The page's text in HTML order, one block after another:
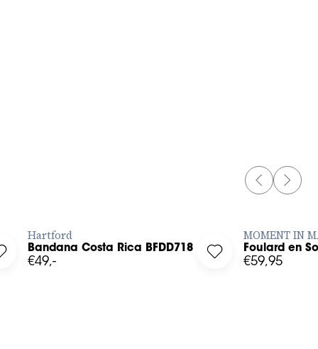
PREVIOUS
NEXT
wishlist
in to add Bandana Costa Rica BFDD718 to your wishlist
Hartford
Bandana Costa Rica BFDD718
€49,- Log in to add
MOMENT IN
Foulard en
€59,95